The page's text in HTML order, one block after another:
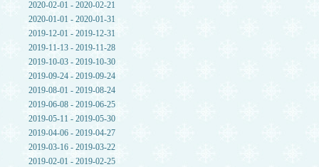
2020-02-01 - 2020-02-21
2020-01-01 - 2020-01-31
2019-12-01 - 2019-12-31
2019-11-13 - 2019-11-28
2019-10-03 - 2019-10-30
2019-09-24 - 2019-09-24
2019-08-01 - 2019-08-24
2019-06-08 - 2019-06-25
2019-05-11 - 2019-05-30
2019-04-06 - 2019-04-27
2019-03-16 - 2019-03-22
2019-02-01 - 2019-02-25